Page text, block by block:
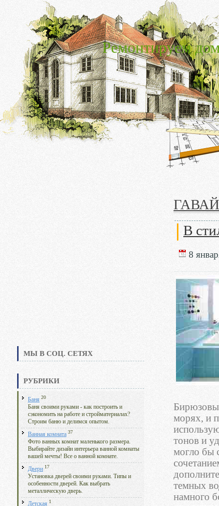
Ремонтируем
МЫ В СОЦ. СЕТЯХ
РУБРИКИ
Баня 20
Баня своими руками - как построить и
сэкономить на работе и стройматериалах?
Строим баню и делимся опытом.
Ванная комната 37
Фото ванных комнат маленького размера.
Выбирайте дизайн интерьера ванной комнаты
вашей мечты! Все о ванной комнате.
Двери 17
Установка дверей своими руками. Типы и
особенности дверей. Как выбрать
металлическую дверь.
Детская 1
В
8
морях, и
тонов и
могло бы
темных
намного